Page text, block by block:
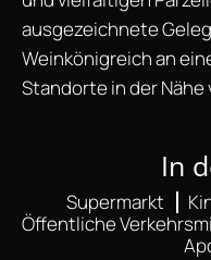
ausgezeichnete
Weinkönigreich an
Standorte in der Nähe
In
Supermarkt
Öffentliche